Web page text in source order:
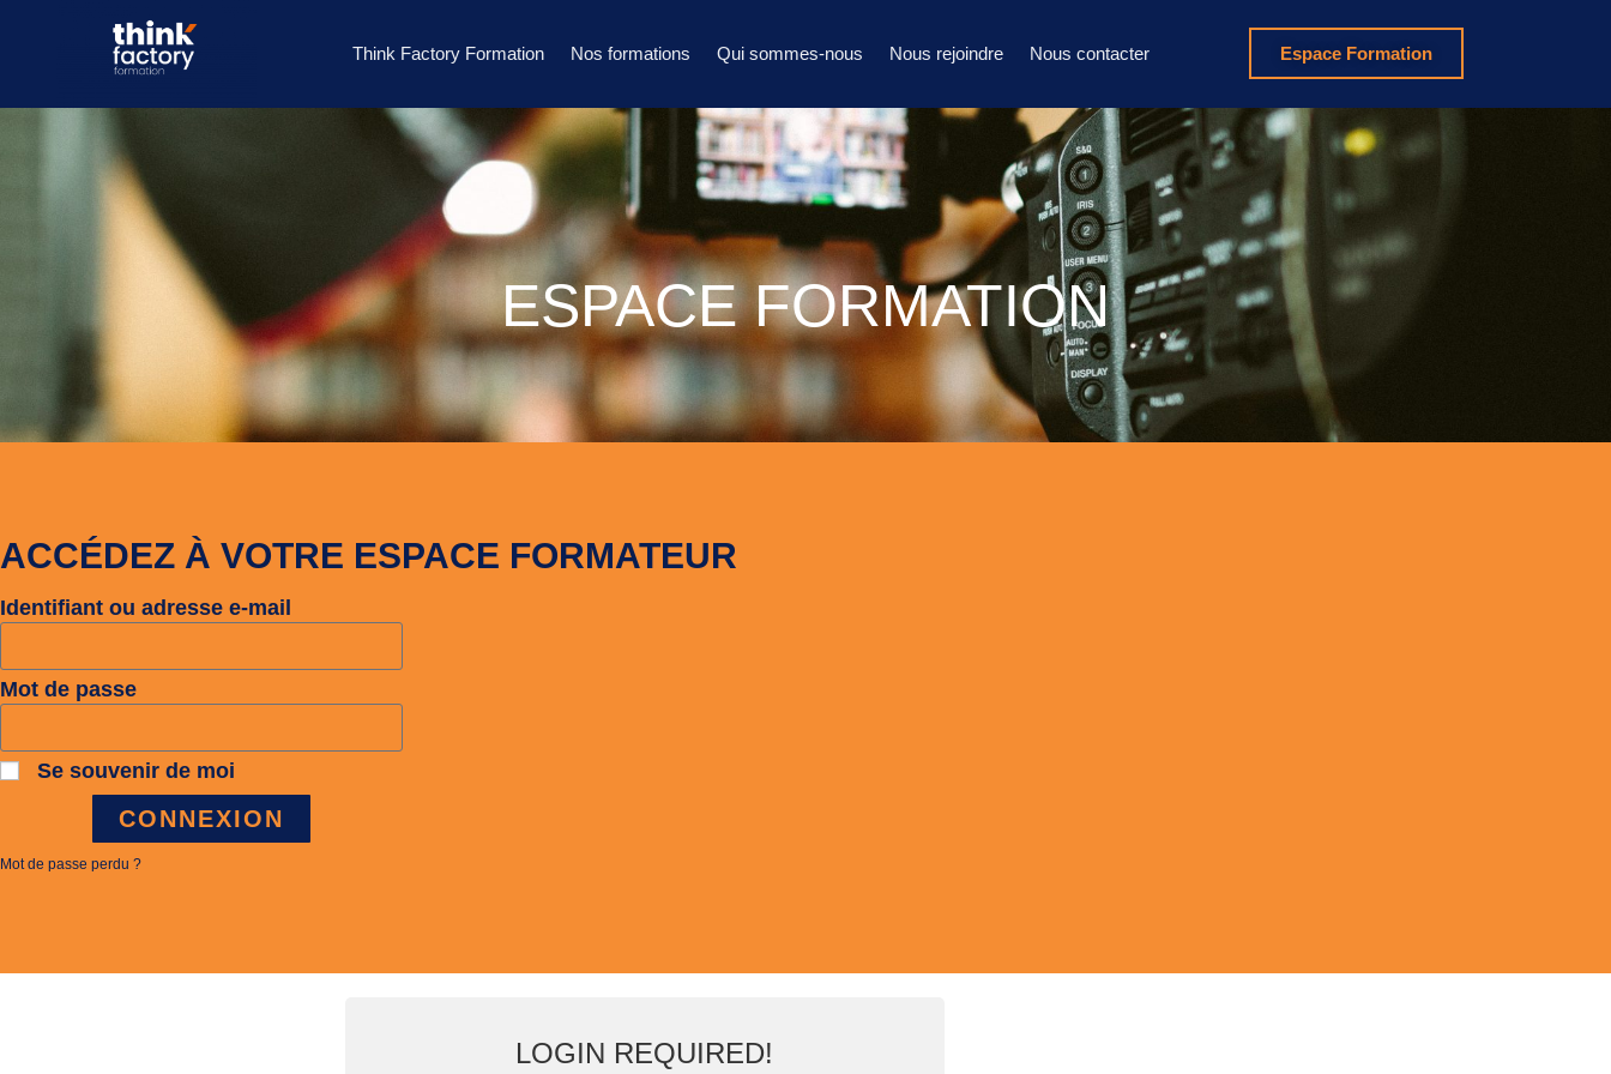
Think Factory Formation Nos formations Qui sommes-nous Nous rejoindre Nous contacter Espace Formation
ESPACE FORMATION
ACCÉDEZ À VOTRE ESPACE FORMATEUR
Identifiant ou adresse e-mail
Mot de passe
Se souvenir de moi
CONNEXION
Mot de passe perdu ?
LOGIN REQUIRED!